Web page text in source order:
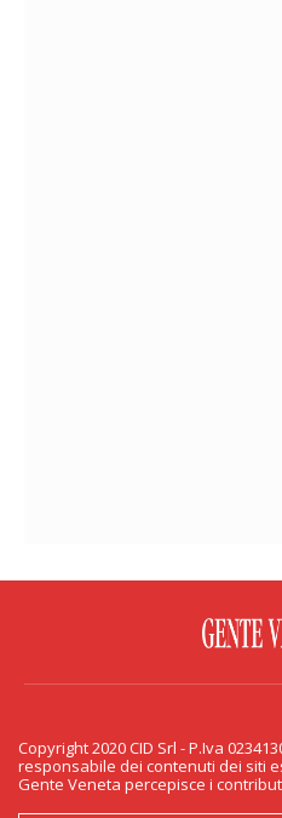
PRIVACY &
Copyright 2020 CID Srl - P.Iva
dei contenuti dei siti esterni
Copyright 2020 CID Srl - P.Iva
responsabile dei contenuti dei siti
Gente Veneta percepisce i